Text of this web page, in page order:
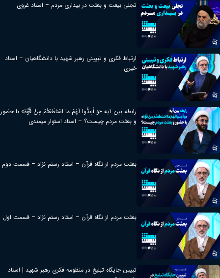
تجلی بیعت و بعثت در بیداری مردم – استاد غروی
ارتباط فکری و تبیینی رهبر شهید با دانشگاهیان – استاد
خیری
رابطه بین آیه «وَ أَعِدُّوا لَهُمْ مَا اسْتَطَعْتُمْ مِنْ قُوَّة» با حضور
و بعثت مردم چیست؟ – استاد استوار میمندی
بعثت مردم از نگاه قرآن – استاد رستم نژاد – قسمت دوم
بعثت مردم از نگاه قرآن – استاد رستم نژاد – قسمت اول
تبیین جایگاه تبلیغ در منظومه فکری رهبر شهید | استاد